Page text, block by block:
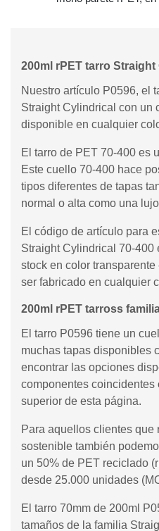
200ml rPET tarro Straight
Nuestro artículo P0596, el
Straight Cylindrical con un
disponible en cualquier
El tarro de PET 70-400 es
Este cuello 70-400 hace
tipos diferentes de tapas
normal o alta como una
El código de artículo para
Straight Cylindrical 70-400
stock en color
ser fabricado en cualquier
200ml rPET tarross
El tarro P0596 tiene un
muchas tapas disponibles
encontrar las opciones
componentes
superior de esta página.
Para aquellos clientes que
sostenible también
un 50% de PET reciclado
desde 25.000 unidades
El tarro 70mm de 200ml
tamaños de la familia